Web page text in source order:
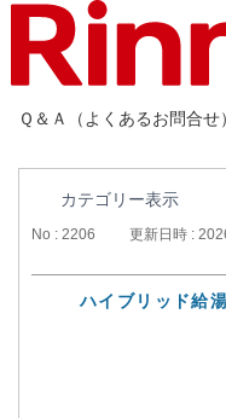
Ｑ＆Ａ（よくあるお問合せ）
カテゴリー表示
No : 2206 更新日時 :
ハイブリッド給